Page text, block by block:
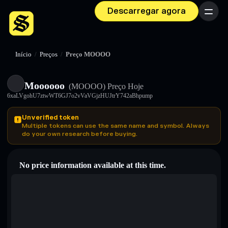
Descarregar agora Menu
Início / Preços / Preço MOOOO
Moooooo (MOOOO) Preço Hoje
6xaLVgohU7ztwWT6GJ7o2vVaVGjzHUJtrY742aBhpump
Unverified token
Multiple tokens can use the same name and symbol. Always
do your own research before buying.
No price information available at this time.